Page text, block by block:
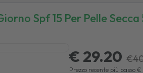
Spf 15 Per Pelle Secca
€ 29.20 €
Prezzo recente più basso€